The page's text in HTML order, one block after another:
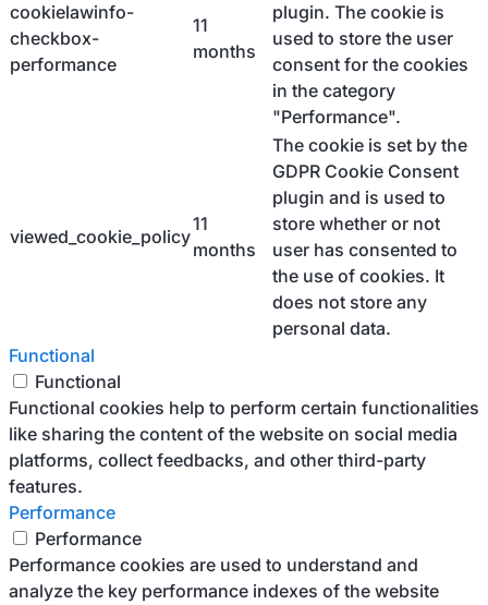
cookielawinfo-
checkbox-
performance
11
months
plugin. The cookie is
used to store the user
consent for the cookies
in the category
"Performance".
viewed_cookie_policy
11
months
The cookie is set by the
GDPR Cookie Consent
plugin and is used to
store whether or not
user has consented to
the use of cookies. It
does not store any
personal data.
Functional
Functional
Functional cookies help to perform certain functionalities
like sharing the content of the website on social media
platforms, collect feedbacks, and other third-party
features.
Performance
Performance
Performance cookies are used to understand and
analyze the key performance indexes of the website